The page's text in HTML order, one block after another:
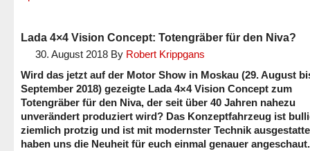
Lada 4×4 Vision Concept: Totengräber für den Niva?
30. August 2018 By Robert Krippgans
Wird das jetzt auf der Motor Show in Moskau (29. August
September 2018) gezeigte Lada 4×4 Vision Concept zum
Totengräber für den Niva, der seit über 40 Jahren nahezu
unverändert produziert wird? Das Konzeptfahrzeug ist
ziemlich protzig und ist mit modernster Technik
haben uns die Neuheit für euch einmal genauer angeschaut.